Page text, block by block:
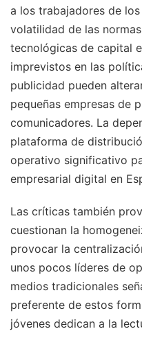
a los trabajadores de
volatilidad de las
tecnológicas de capital
imprevistos en las
publicidad pueden
pequeñas empresas de
comunicadores. La
plataforma de
operativo significativo
empresarial digital en
Las críticas también
cuestionan la
provocar la
unos pocos líderes de
medios tradicionales
preferente de estos
jóvenes dedican a la